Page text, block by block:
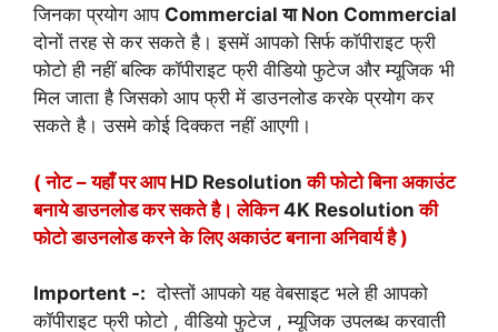
जिनका प्रयोग आप Commercial या Non Commercial
दोनों तरह से कर सकते है। इसमें आपको सिर्फ कॉपीराइट फ्री
फोटो ही नहीं बल्कि कॉपीराइट फ्री वीडियो फुटेज और म्यूजिक भी
मिल जाता है जिसको आप फ्री में डाउनलोड करके प्रयोग कर
सकते है। उसमे कोई दिक्कत नहीं आएगी।
( नोट – यहाँ पर आप HD Resolution की फोटो बिना अकाउंट
बनाये डाउनलोड कर सकते है। लेकिन4K Resolution की
फोटो डाउनलोड करने के लिए अकाउंट बनाना अनिवार्य है )
Importent -: दोस्तों आपको यह वेबसाइट भले ही आपको
कॉपीराइट फ्री फोटो , वीडियो फुटेज , म्यूजिक उपलब्ध करवाती